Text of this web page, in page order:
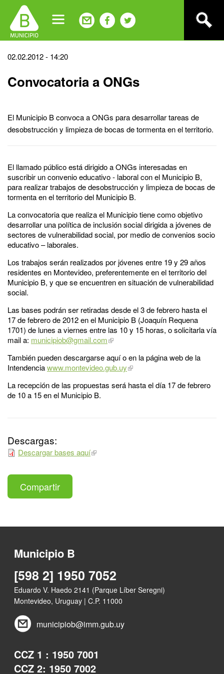
navigation
Back
top
02.02.2012 - 14:20
Convocatoria a ONGs
El Municipio B convoca a ONGs para desarrollar tareas de
desobstrucción y limpieza de bocas de tormenta en el territorio.
El llamado público está dirigido a ONGs interesadas en
suscribir un convenio educativo - laboral con el Municipio B,
para realizar trabajos de desobstrucción y limpieza de bocas de
tormenta en el territorio del Municipio B.
La convocatoria que realiza el Municipio tiene como objetivo
desarrollar una política de inclusión social dirigida a jóvenes de
sectores de vulnerabilidad social, por medio de convenios socio
educativo – laborales.
Los trabajos serán realizados por jóvenes entre 19 y 29 años
residentes en Montevideo, preferentemente en el territorio del
Municipio B, y que se encuentren en situación de vulnerabilidad
social.
Las bases podrán ser retiradas desde el 3 de febrero hasta el
17 de febrero de 2012 en el Municipio B (Joaquín Requena
1701) de lunes a viernes entre las 10 y 15 horas, o solicitarla vía
mail a: municipiob@gmail.com
También pueden descargarse aquí o en la página web de la
Intendenciawww.montevideo.gub.uy
La recepción de las propuestas será hasta el día 17 de febrero
de 10 a 15 en el Municipio B.
Descargas:
Descargar bases aquí
Compartir
Municipio B
[598 2] 1950 7052
Eduardo V. Haedo 2141 (Parque Líber Seregni)
Montevideo, Uruguay | C.P. 11000
municipiob@imm.gub.uy
CCZ 1 : 1950 7001
CCZ 2: 1950 7002